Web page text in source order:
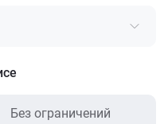
Без ограничений